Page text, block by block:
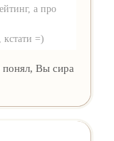
а про
=)
Вы сира